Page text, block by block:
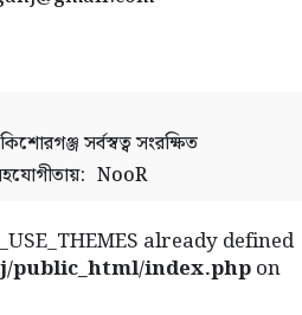
সর্বস্বত্ব সংরক্ষিত
NooR
already defined
public_html/index.phpon